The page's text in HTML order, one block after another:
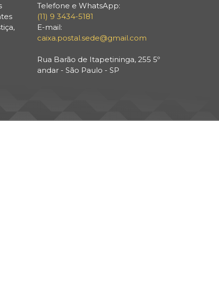
Telefone e WhatsApp:
(11) 9 3434-5181
E-mail:
caixa.postal.sede@gmail.com
Rua Barão de Itapetininga, 255 5º
andar - São Paulo - SP